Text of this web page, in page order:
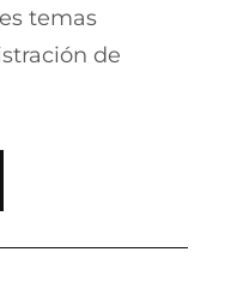
temas
de